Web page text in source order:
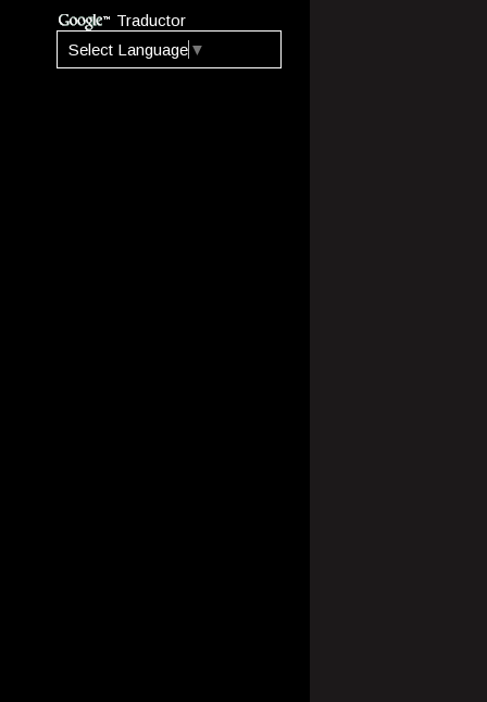
Traductor
Select Language ▼